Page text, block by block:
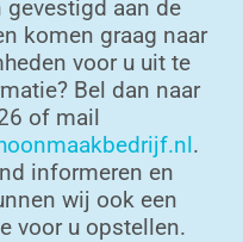
aan de
komen graag naar
voor u uit te
Bel dan naar
of mail
.
informeren en
wij ook een
voor u opstellen.